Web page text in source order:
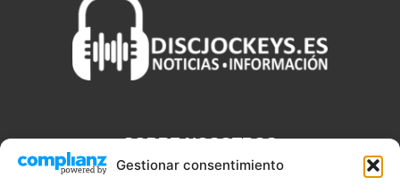
Gestionar consentimiento
SOBRE NOSOTROS